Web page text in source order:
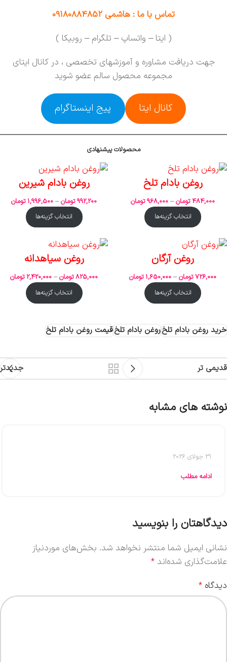
تماس با ما : هاشمی 09180884852
( ایتا – واتساپ – تلگرام – روبیکا )
جهت دریافت مشاوره و آموزشهای تخصصی ، در کانال ایتای
مجموعه محصول سالم عضو شوید
کانال ایتا پیج اینستاگرام
محصولات پیشنهادی
روغن بادام تلخ
484,000 تومان –
968,000 تومان
انتخاب گزینه‌ها
روغن بادام شیرین
992,200 تومان –
1,996,500 تومان
انتخاب گزینه‌ها
روغن آرگان
726,000 تومان –
1,650,000 تومان
انتخاب گزینه‌ها
روغن سیاهدانه
825,000 تومان –
2,420,000 تومان
انتخاب گزینه‌ها
خرید روغن بادام تلخروغن بادام تلخقیمت روغن بادام تلخ
جدیدتر قدیمی تر
نوشته های مشابه
31 جولای 2026
ادامه مطلب
دیدگاهتان را بنویسید
نشانی ایمیل شما منتشر نخواهد شد. بخش‌های موردنیاز
علامت‌گذاری شده‌اند *
دیدگاه *